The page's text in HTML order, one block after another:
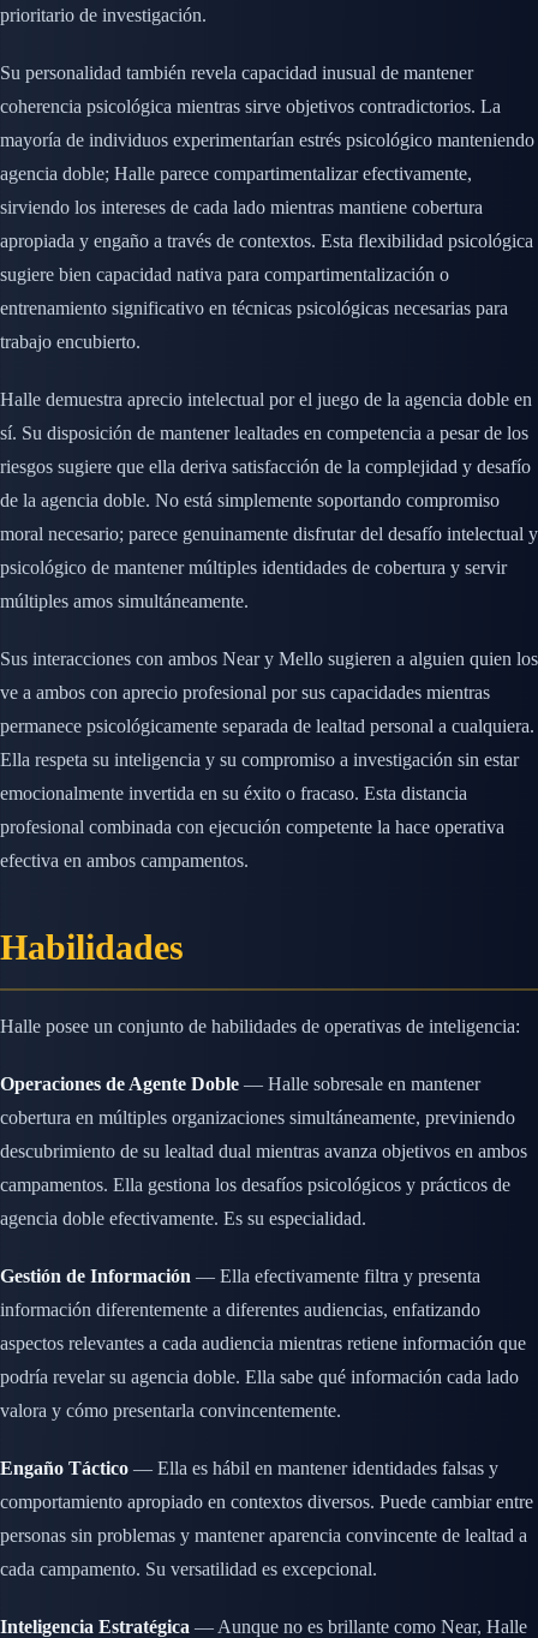
prioritario de investigación.
Su personalidad también revela capacidad inusual de mantener
coherencia psicológica mientras sirve objetivos contradictorios. La
mayoría de individuos experimentarían estrés psicológico manteniendo
agencia doble; Halle parece compartimentalizar efectivamente,
sirviendo los intereses de cada lado mientras mantiene cobertura
apropiada y engaño a través de contextos. Esta flexibilidad psicológica
sugiere bien capacidad nativa para compartimentalización o
entrenamiento significativo en técnicas psicológicas necesarias para
trabajo encubierto.
Halle demuestra aprecio intelectual por el juego de la agencia doble en
sí. Su disposición de mantener lealtades en competencia a pesar de los
riesgos sugiere que ella deriva satisfacción de la complejidad y desafío
de la agencia doble. No está simplemente soportando compromiso
moral necesario; parece genuinamente disfrutar del desafío intelectual y
psicológico de mantener múltiples identidades de cobertura y servir
múltiples amos simultáneamente.
Sus interacciones con ambos Near y Mello sugieren a alguien quien los
ve a ambos con aprecio profesional por sus capacidades mientras
permanece psicológicamente separada de lealtad personal a cualquiera.
Ella respeta su inteligencia y su compromiso a investigación sin estar
emocionalmente invertida en su éxito o fracaso. Esta distancia
profesional combinada con ejecución competente la hace operativa
efectiva en ambos campamentos.
Habilidades
Halle posee un conjunto de habilidades de operativas de inteligencia:
Operaciones de Agente Doble — Halle sobresale en mantener
cobertura en múltiples organizaciones simultáneamente, previniendo
descubrimiento de su lealtad dual mientras avanza objetivos en ambos
campamentos. Ella gestiona los desafíos psicológicos y prácticos de
agencia doble efectivamente. Es su especialidad.
Gestión de Información — Ella efectivamente filtra y presenta
información diferentemente a diferentes audiencias, enfatizando
aspectos relevantes a cada audiencia mientras retiene información que
podría revelar su agencia doble. Ella sabe qué información cada lado
valora y cómo presentarla convincentemente.
Engaño Táctico — Ella es hábil en mantener identidades falsas y
comportamiento apropiado en contextos diversos. Puede cambiar entre
personas sin problemas y mantener aparencia convincente de lealtad a
cada campamento. Su versatilidad es excepcional.
Inteligencia Estratégica — Aunque no es brillante como Near, Halle